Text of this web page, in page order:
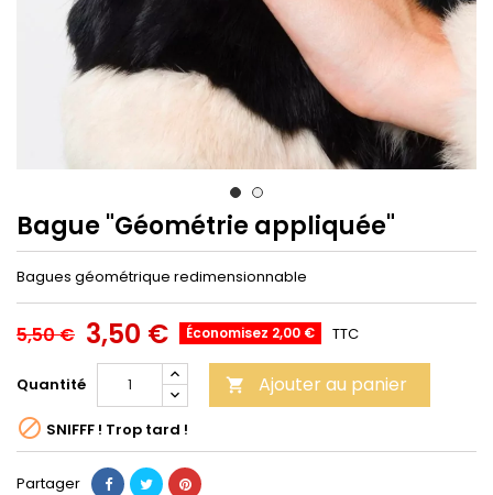
Bague "Géométrie appliquée"
Bagues géométrique redimensionnable
5,50 € 3,50 € Économisez 2,00 € TTC
Quantité  Ajouter au panier
 SNIFFF ! Trop tard !
Partager